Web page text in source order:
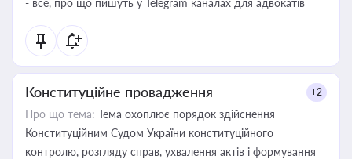
- все, про що пишуть у Telegram каналах для адвокатів
Конституційне провадження +2
Про що тема: Тема охоплює порядок здійснення
Конституційним Судом України конституційного
контролю, розгляду справ, ухвалення актів і формування